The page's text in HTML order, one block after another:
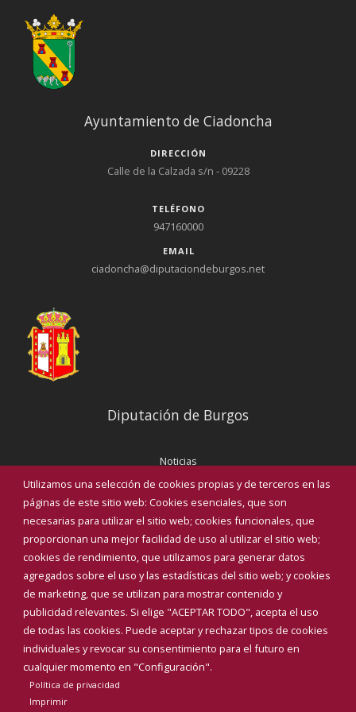
Utilizamos una selección de cookies propias y de terceros en las
páginas de este sitio web: Cookies esenciales, que son
necesarias para utilizar el sitio web; cookies funcionales, que
proporcionan una mejor facilidad de uso al utilizar el sitio web;
cookies de rendimiento, que utilizamos para generar datos
agregados sobre el uso y las estadísticas del sitio web; y cookies
de marketing, que se utilizan para mostrar contenido y
publicidad relevantes. Si elige "ACEPTAR TODO", acepta el uso
de todas las cookies. Puede aceptar y rechazar tipos de cookies
individuales y revocar su consentimiento para el futuro en
cualquier momento en "Configuración".
Política de privacidad
Imprimir
Ayuntamiento de Ciadoncha
DIRECCIÓN
Calle de la Calzada s/n - 09228
TELÉFONO
947160000
EMAIL
ciadoncha@diputaciondeburgos.net
Diputación de Burgos
Noticias
Eventos
Corporación Municipal
Teléfonos de interés
INICIAR SESIÓN
MAPA WEB